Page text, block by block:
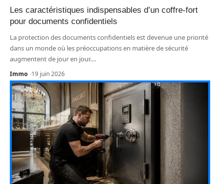
Les caractéristiques indispensables d’un coffre-fort
pour documents confidentiels
La protection des documents confidentiels est devenue une priorité
dans un monde où les préoccupations en matière de sécurité
augmentent de jour en jour.…
Immo 19 juin 2026